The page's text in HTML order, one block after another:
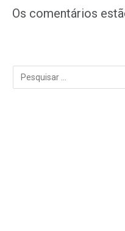
Os comentários